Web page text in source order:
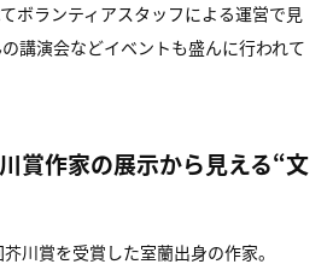
ボランティアスタッフによる運営で見
講演会などイベントも盛んに行われて
賞作家の展示から見える“文
川賞を受賞した室蘭出身の作家。